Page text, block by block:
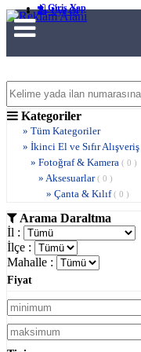
Üye Ol
Giriş Yap
Kategoriler
» Tüm Kategoriler
» İkinci El ve Sıfır Alışveriş
» Fotoğraf & Kamera ( 0 )
» Aksesuarlar( 0 )
» Çanta & Kılıf( 0 )
Arama Daraltma
İl :
İlçe :
Mahalle :
Fiyat